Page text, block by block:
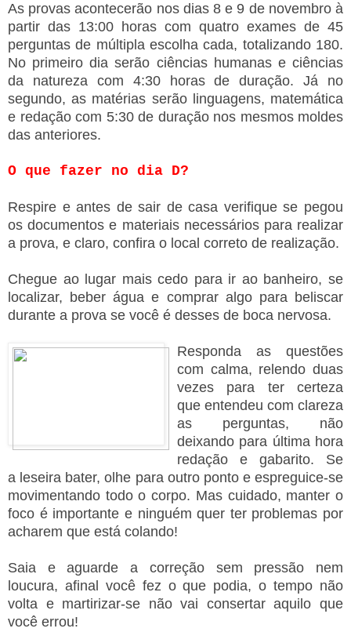
As provas acontecerão nos dias 8 e 9 de novembro à
partir das 13:00 horas com quatro exames de 45
perguntas de múltipla escolha cada, totalizando 180.
No primeiro dia serão ciências humanas e ciências
da natureza com 4:30 horas de duração.Já no
segundo, as matérias serão linguagens, matemática
e redação com 5:30 de duração nos mesmos moldes
das anteriores.
O que fazer no dia D?
Respire e antes de sair de casa verifique se pegou
os documentos e materiais necessários para realizar
a prova, e claro, confira o local correto de realização.
Chegue ao lugar mais cedo para ir ao banheiro, se
localizar, beber água e comprar algo para beliscar
durante a prova se você é desses de boca nervosa.
Responda as questões
com calma, relendo duas
vezes para ter certeza
que entendeu com clareza
as perguntas, não
deixando para última hora
redação e gabarito. Se
a leseira bater, olhe para outro ponto e espreguice-se
movimentando todo o corpo. Mas cuidado, manter o
foco é importante e ninguém quer ter problemas por
acharem que está colando!
Saia e aguarde a correção sem pressão nem
loucura, afinal você fez o que podia, o tempo não
volta e martirizar-se não vai consertar aquilo que
você errou!